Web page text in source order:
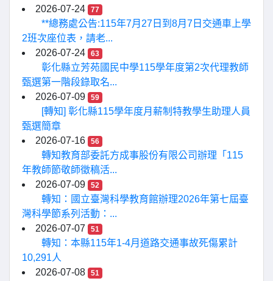
2026-07-24
77
**總務處公告:115年7月27日到8月7日交通車上學
2班次座位表，請老...
2026-07-24
63
彰化縣立芳苑國民中學115學年度第2次代理教師
甄選第一階段錄取名...
2026-07-09
59
[轉知] 彰化縣115學年度月薪制特教學生助理人員
甄選簡章
2026-07-16
56
轉知教育部委託方成事股份有限公司辦理「115
年教師節敬師徵稿活...
2026-07-09
52
轉知：國立臺灣科學教育館辦理2026年第七屆臺
灣科學節系列活動：...
2026-07-07
51
轉知：本縣115年1-4月道路交通事故死傷累計
10,291人
2026-07-08
51